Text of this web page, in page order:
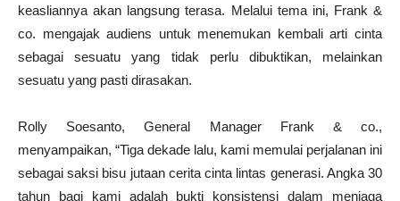
keasliannya akan langsung terasa. Melalui tema ini, Frank &
co. mengajak audiens untuk menemukan kembali arti cinta
sebagai sesuatu yang tidak perlu dibuktikan, melainkan
sesuatu yang pasti dirasakan.
Rolly Soesanto, General Manager Frank & co.,
menyampaikan, “Tiga dekade lalu, kami memulai perjalanan ini
sebagai saksi bisu jutaan cerita cinta lintas generasi. Angka 30
tahun bagi kami adalah bukti konsistensi dalam menjaga